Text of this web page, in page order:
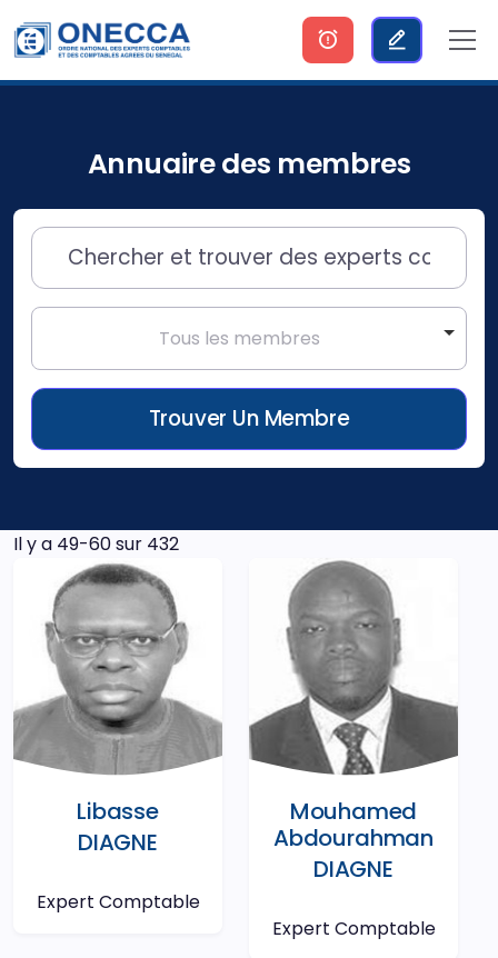
Annuaire des membres
Tous les membres
Trouver Un Membre
Il y a 49-60 sur 432
Libasse
DIAGNE
Expert Comptable
Mouhamed
Abdourahman
DIAGNE
Expert Comptable